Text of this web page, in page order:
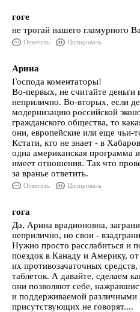
гоге
не трогай нашего гламурного
Ответить Цитировать
Арина
Господа коментаторы!
Во-первых, не считайте деньги
неприлично. Во-вторых, если
модернизацию российской
гражданского общества, то
они, европейские или еще чьи-
Кстати, кто не знает - в
одна американская программа
имеет отношения. Так что
за вранье ответить.
Ответить Цитировать
гога
Да, Арина врадионовна,
неприлично, но свои -
Нужно просто расслабиться и
поездок в Канаду и Америку,
их противозачаточных
таблеток. А давайте, сделаем
они позволяют себе,
и поддерживаемой
присутствующих не говорят....